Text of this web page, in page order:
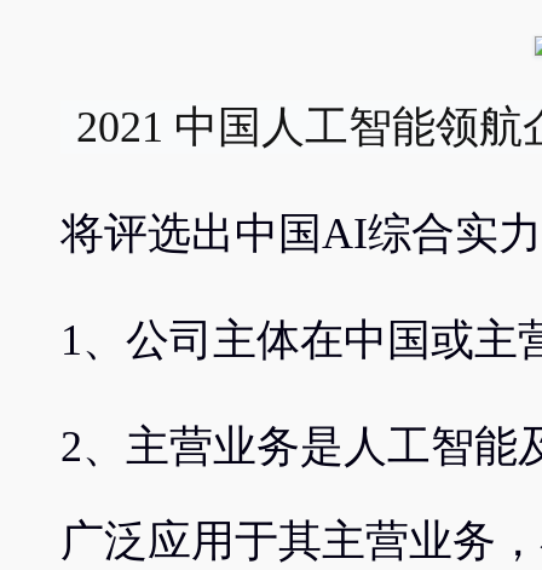
2021 中国人工智能领航
将评选出中国AI综合实
1、公司主体在中国或主
2、主营业务是人工智能
广泛应用于其主营业务